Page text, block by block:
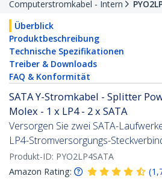
Computerstromkabel - Intern
Überblick
Produktbeschreibung
Technische Spezifikationen
Treiber & Downloads
FAQ & Konformität
SATA Y-Stromkabel - Splitter
Molex - 1 x LP4 - 2 x SATA
Versorgen Sie zwei SATA-
LP4-Stromversorgungs-
Produkt-ID: PYO2LP4SATA
Amazon Rating:
(